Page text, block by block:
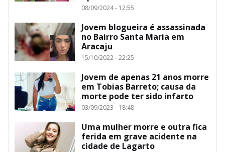
08/09/2024 - 12:55
Jovem blogueira é assassinada
no Bairro Santa Maria em
Aracaju
15/10/2022 - 22:25
Jovem de apenas 21 anos morre
em Tobias Barreto; causa da
morte pode ter sido infarto
03/09/2023 - 18:48
Uma mulher morre e outra fica
ferida em grave acidente na
cidade de Lagarto